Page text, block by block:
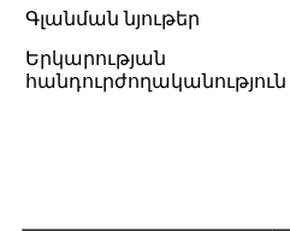
Գլանման նյութեր
Երկարության
հանդուրժողականություն